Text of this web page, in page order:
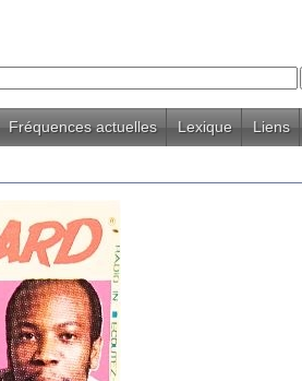
Fréquences actuelles Lexique Liens